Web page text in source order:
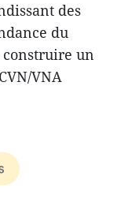
des
du
construire un
VNA